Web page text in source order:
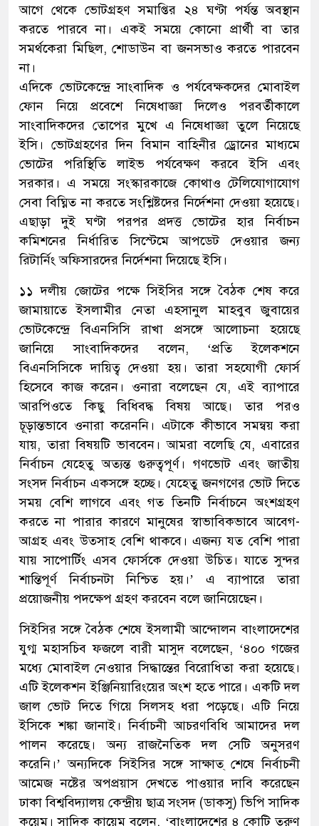
আগে থেকে ভোটগ্রহণ সমাপ্তির ২৪ ঘণ্টা পর্যন্ত অবস্থান
করতে পারবে না। একই সময়ে কোনো প্রার্থী বা তার
সমর্থকেরা মিছিল, শোডাউন বা জনসভাও করতে পারবেন
না।
এদিকে ভোটকেন্দ্রে সাংবাদিক ও পর্যবেক্ষকদের মোবাইল
ফোন নিয়ে প্রবেশে নিষেধাজ্ঞা দিলেও পরবর্তীকালে
সাংবাদিকদের তোপের মুখে এ নিষেধাজ্ঞা তুলে নিয়েছে
ইসি। ভোটগ্রহণের দিন বিমান বাহিনীর ড্রোনের মাধ্যমে
ভোটের পরিস্থিতি লাইভ পর্যবেক্ষণ করবে ইসি এবং
সরকার। এ সময়ে সংস্কারকাজে কোথাও টেলিযোগাযোগ
সেবা বিঘ্নিত না করতে সংশ্লিষ্টদের নির্দেশনা দেওয়া হয়েছে।
এছাড়া দুই ঘণ্টা পরপর প্রদত্ত ভোটের হার নির্বাচন
কমিশনের নির্ধারিত সিস্টেমে আপডেট দেওয়ার জন্য
রিটার্নিং অফিসারদের নির্দেশনা দিয়েছে ইসি।
১১ দলীয় জোটের পক্ষে সিইসির সঙ্গে বৈঠক শেষ করে
জামায়াতে ইসলামীর নেতা এহসানুল মাহবুব জুবায়ের
ভোটকেন্দ্রে বিএনসিসি রাখা প্রসঙ্গে আলোচনা হয়েছে
জানিয়ে সাংবাদিকদের বলেন, ‘প্রতি ইলেকশনে
বিএনসিসিকে দায়িত্ব দেওয়া হয়। তারা সহযোগী ফোর্স
হিসেবে কাজ করেন। ওনারা বলেছেন যে, এই ব্যাপারে
আরপিওতে কিছু বিধিবদ্ধ বিষয় আছে। তার পরও
চূড়ান্তভাবে ওনারা করেননি। এটাকে কীভাবে সমন্বয় করা
যায়, তারা বিষয়টি ভাববেন। আমরা বলেছি যে, এবারের
নির্বাচন যেহেতু অত্যন্ত গুরুত্বপূর্ণ। গণভোট এবং জাতীয়
সংসদ নির্বাচন একসঙ্গে হচ্ছে। যেহেতু জনগণের ভোট দিতে
সময় বেশি লাগবে এবং গত তিনটি নির্বাচনে অংশগ্রহণ
করতে না পারার কারণে মানুষের স্বাভাবিকভাবে আবেগ-
আগ্রহ এবং উত্সাহ বেশি থাকবে। এজন্য যত বেশি পারা
যায় সাপোর্টিং এসব ফোর্সকে দেওয়া উচিত। যাতে সুন্দর
শান্তিপূর্ণ নির্বাচনটা নিশ্চিত হয়।’ এ ব্যাপারে তারা
প্রয়োজনীয় পদক্ষেপ গ্রহণ করবেন বলে জানিয়েছেন।
সিইসির সঙ্গে বৈঠক শেষে ইসলামী আন্দোলন বাংলাদেশের
যুগ্ম মহাসচিব ফজলে বারী মাসুদ বলেছেন, ‘৪০০ গজের
মধ্যে মোবাইল নেওয়ার সিদ্ধান্তের বিরোধিতা করা হয়েছে।
এটি ইলেকশন ইঞ্জিনিয়ারিংয়ের অংশ হতে পারে। একটি দল
জাল ভোট দিতে গিয়ে সিলসহ ধরা পড়েছে। এটি নিয়ে
ইসিকে শঙ্কা জানাই। নির্বাচনী আচরণবিধি আমাদের দল
পালন করেছে। অন্য রাজনৈতিক দল সেটি অনুসরণ
করেনি।’ অন্যদিকে সিইসির সঙ্গে সাক্ষাত্ শেষে নির্বাচনী
আমেজ নষ্টের অপপ্রয়াস দেখতে পাওয়ার দাবি করেছেন
ঢাকা বিশ্ববিদ্যালয় কেন্দ্রীয় ছাত্র সংসদ (ডাকসু) ভিপি সাদিক
কয়েম। সাদিক কায়েম বলেন, ‘বাংলাদেশের ৪ কোটি তরুণ